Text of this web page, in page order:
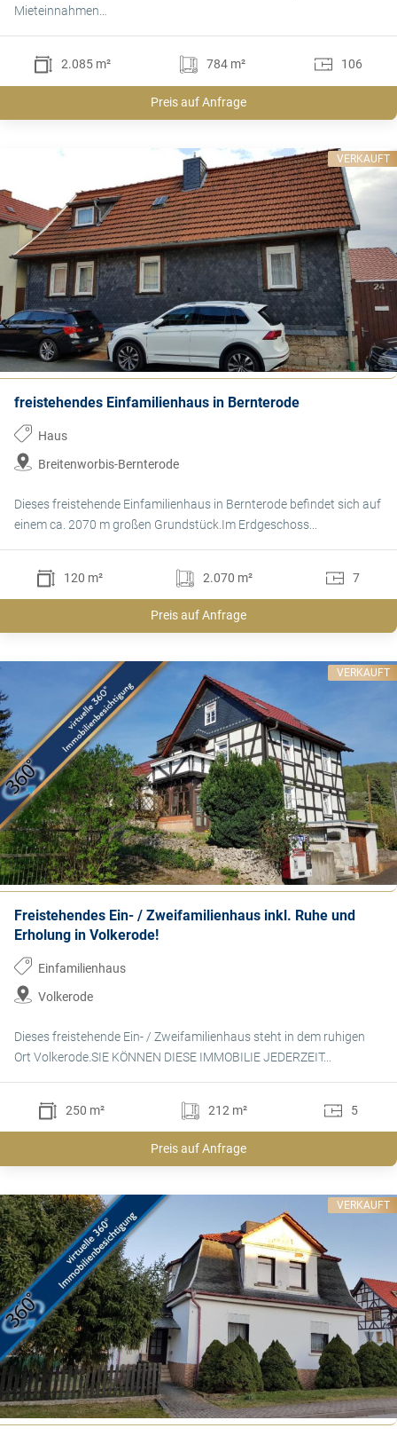
Mieteinnahmen…
2.085 m² 784 m² 106
Preis auf Anfrage
freistehendes Einfamilienhaus in Bernterode
Haus
Breitenworbis-Bernterode
Dieses freistehende Einfamilienhaus in Bernterode befindet sich auf
einem ca. 2070 m großen Grundstück.Im Erdgeschoss...
120 m² 2.070 m² 7
Preis auf Anfrage
VERKAUFT
Freistehendes Ein- / Zweifamilienhaus inkl. Ruhe und
Erholung in Volkerode!
Einfamilienhaus
Volkerode
Dieses freistehende Ein- / Zweifamilienhaus steht in dem ruhigen
Ort Volkerode.SIE KÖNNEN DIESE IMMOBILIE JEDERZEIT...
250 m² 212 m² 5
Preis auf Anfrage
VERKAUFT
VERKAUFT